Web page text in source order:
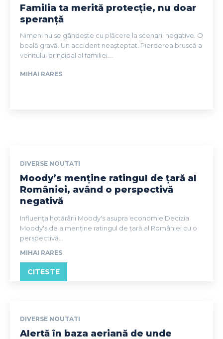
Familia ta merită protecție, nu doar
speranță
Nimeni nu se gândește cu plăcere la scenarii negative. O
boală gravă. Un accident neașteptat. Pierderea bruscă a
venitului principal al familiei....
MIHAI RARES
DIVERSE NOUTATI
Moody’s menține ratingul de țară al
României, având o perspectivă
negativă
Influența hotărârii Moody's asupra economieiDecizia
Moody's de a menține ratingul de țară al României cu o
perspectivă...
MIHAI RARES
CITESTE
DIVERSE NOUTATI
Alertă în baza aeriană de unde